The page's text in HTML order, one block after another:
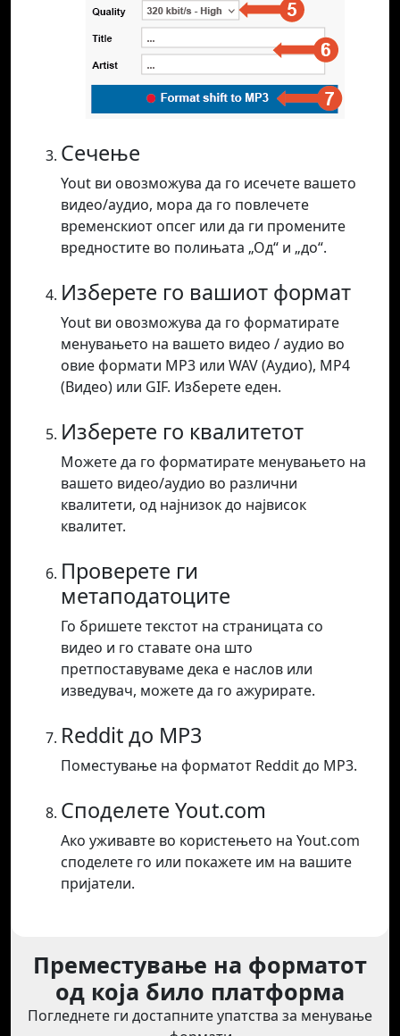
Сечење
Yout ви овозможува да го исечете вашето
видео/аудио, мора да го повлечете
временскиот опсег или да ги промените
вредностите во полињата „Од“ и „до“.
Изберете го вашиот формат
Yout ви овозможува да го форматирате
менувањето на вашето видео / аудио во
овие формати MP3 или WAV (Аудио), MP4
(Видео) или GIF. Изберете еден.
Изберете го квалитетот
Можете да го форматирате менувањето на
вашето видео/аудио во различни
квалитети, од најнизок до највисок
квалитет.
Проверете ги
метаподатоците
Го бришете текстот на страницата со
видео и го ставате она што
претпоставуваме дека е наслов или
изведувач, можете да го ажурирате.
Reddit до MP3
Поместување на форматот Reddit до MP3.
Споделете Yout.com
Ако уживавте во користењето на Yout.com
споделете го или покажете им на вашите
пријатели.
Преместување на форматот
од која било платформа
Погледнете ги достапните упатства за менување